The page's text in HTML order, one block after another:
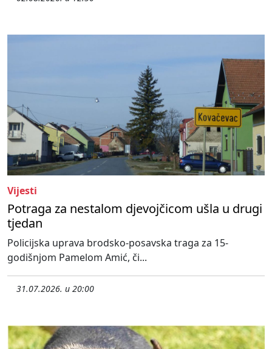
Vijesti
Potraga za nestalom djevojčicom ušla u drugi
tjedan
Policijska uprava brodsko-posavska traga za 15-
godišnjom Pamelom Amić, či...
31.07.2026. u 20:00